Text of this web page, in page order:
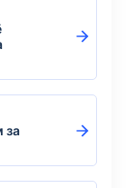
за